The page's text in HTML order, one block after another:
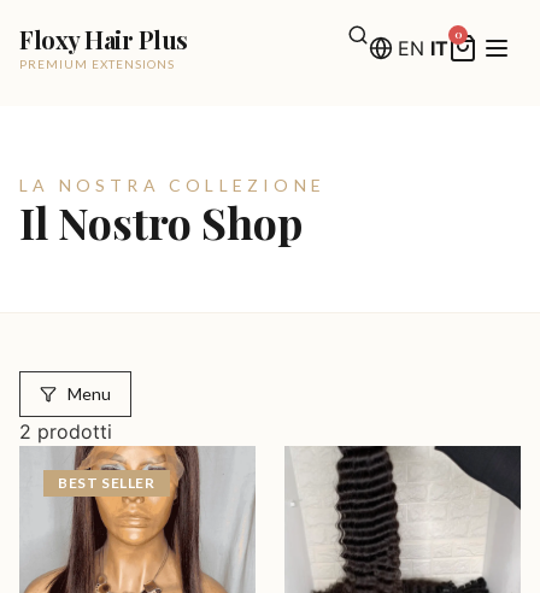
Floxy Hair Plus
PREMIUM EXTENSIONS
EN IT
0
LA NOSTRA COLLEZIONE
Il Nostro Shop
Menu
2 prodotti
BEST SELLER